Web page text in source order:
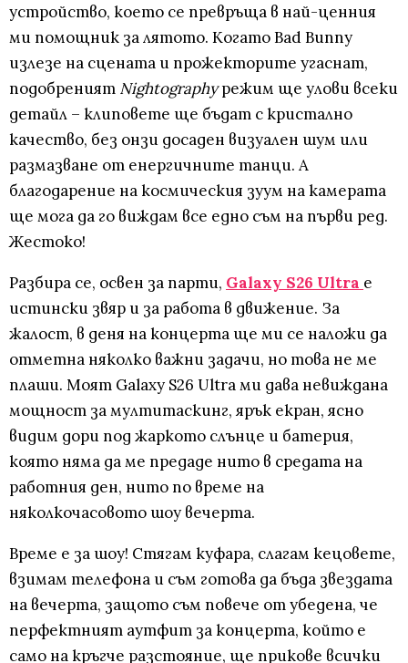
устройство, което се превръща в най-ценния
ми помощник за лятото. Когато Bad Bunny
излезе на сцената и прожекторите угаснат,
подобреният Nightographyрежим ще улови всеки
детайл – клиповете ще бъдат с кристално
качество, без онзи досаден визуален шум или
размазване от енергичните танци. А
благодарение на космическия зуум на камерата
ще мога да го виждам все едно съм на първи ред.
Жестоко!
Разбира се, освен за парти, Galaxy S26 Ultra е
истински звяр и за работа в движение. За
жалост, в деня на концерта ще ми се наложи да
отметна няколко важни задачи, но това не ме
плаши. Моят Galaxy S26 Ultra ми дава невиждана
мощност за мултитаскинг, ярък екран, ясно
видим дори под жаркото слънце и батерия,
която няма да ме предаде нито в средата на
работния ден, нито по време на
няколкочасовото шоу вечерта.
Време е за шоу! Стягам куфара, слагам кецовете,
взимам телефона и съм готова да бъда звездата
на вечерта, защото съм повече от убедена, че
перфектният аутфит за концерта, който е
само на кръгче разстояние, ще прикове всички